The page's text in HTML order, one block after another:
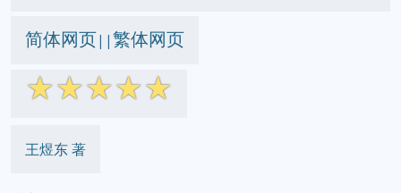
简体网页||繁体网页
☆☆☆☆☆
王煜东 著